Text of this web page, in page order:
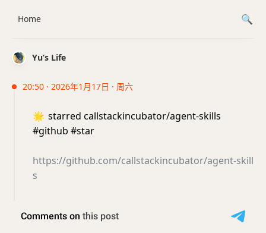
Yu’s Life
20:50 · 2026年1月17日 · 周六
🌟 starred callstackincubator/agent-skills
#github #star
https://github.com/callstackincubator/agent-skill
s
Home